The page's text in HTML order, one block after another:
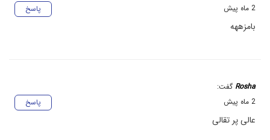
پاسخ
2 ماه پیش
بامزههه
Rosha گفت:
پاسخ
2 ماه پیش
عالی پر تقالی